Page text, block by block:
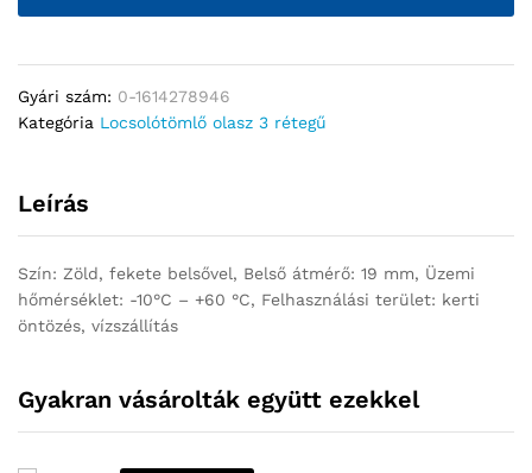
Gyári szám: 0-1614278946
Kategória Locsolótömlő olasz 3 rétegű
Leírás
Szín: Zöld, fekete belsővel, Belső átmérő: 19 mm, Üzemi
hőmérséklet: -10°C – +60 °C, Felhasználási terület: kerti
öntözés, vízszállítás
Gyakran vásárolták együtt ezekkel